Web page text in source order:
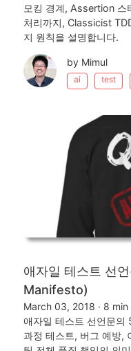
모킹 경계, Assertion 스
처리까지, Classicist
지 원칙을 설명합니다.
by Mimul
ai test
애자일 테스트 선
Manifesto)
March 03, 2018 · 8 min
애자일 테스트 선언문의
과정 테스트, 버그 예방,